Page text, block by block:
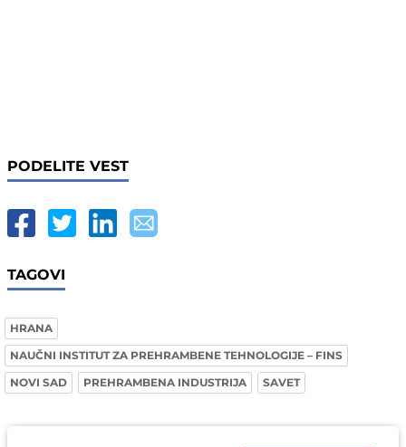
PODELITE VEST
TAGOVI
HRANA
NAUČNI INSTITUT ZA PREHRAMBENE TEHNOLOGIJE – FINS
NOVI SAD
PREHRAMBENA INDUSTRIJA SAVET